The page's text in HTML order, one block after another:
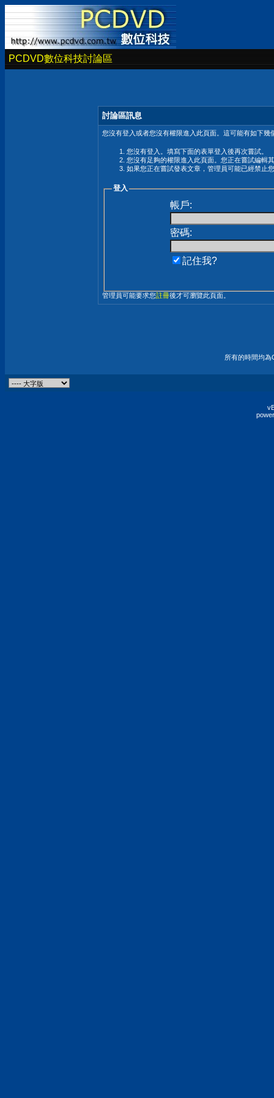
PCDVD數位科技討論區
討論區訊息
您沒有登入或者您沒有權限進入此頁面。這可能有如下幾
您沒有登入。填寫下面的表單登入後再次嘗試。
您沒有足夠的權限進入此頁面。您正在嘗試編輯
如果您正在嘗試發表文章，管理員可能已經禁止
登入
帳戶:
密碼:
記住我?
管理員可能要求您註冊後才可瀏覽此頁面。
所有的時間均為